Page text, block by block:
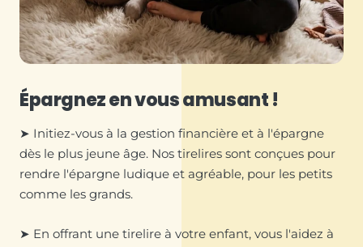
Épargnez en vous amusant !
➤ Initiez-vous à la gestion financière et à l'épargne
dès le plus jeune âge. Nos tirelires sont conçues pour
rendre l'épargne ludique et agréable, pour les petits
comme les grands.
➤ En offrant une tirelire à votre enfant, vous l'aidez à